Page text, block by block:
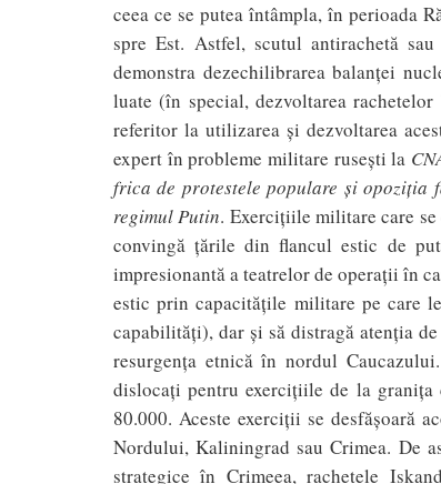
ceea ce se putea întâmpla, în perioada
spre Est. Astfel, scutul antirachetă
demonstra dezechilibrarea balanţei
luate (în special, dezvoltarea
referitor la utilizarea şi dezvoltarea
expert în probleme militare ruseşti la
frica de protestele populare şi opoziţia
regimul Putin. Exerciţiile militare care se
convingă ţările din flancul estic de
impresionantă a teatrelor de operaţii în
estic prin capacităţile militare pe care
capabilităţi), dar şi să distragă atenţia
resurgenţa etnică în nordul
dislocaţi pentru exerciţiile de la
80.000. Aceste exerciţii se desfăşoară
Nordului, Kaliningrad sau Crimea. De
strategice în Crimeea, rachetele